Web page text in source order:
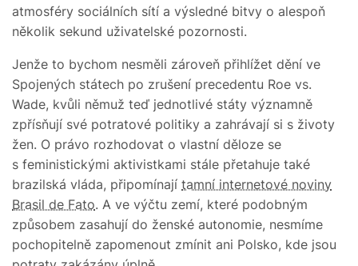
atmosféry sociálních sítí a výsledné bitvy o alespoň
několik sekund uživatelské pozornosti.
Jenže to bychom nesměli zároveň přihlížet dění ve
Spojených státech po zrušení precedentu Roe vs.
Wade, kvůli němuž teď jednotlivé státy významně
zpřísňují své potratové politiky a zahrávají si s životy
žen. O právo rozhodovat o vlastní děloze se
s feministickými aktivistkami stále přetahuje také
brazilská vláda, připomínají tamní internetové noviny
Brasil de Fato. A ve výčtu zemí, které podobným
způsobem zasahují do ženské autonomie, nesmíme
pochopitelně zapomenout zmínit ani Polsko, kde jsou